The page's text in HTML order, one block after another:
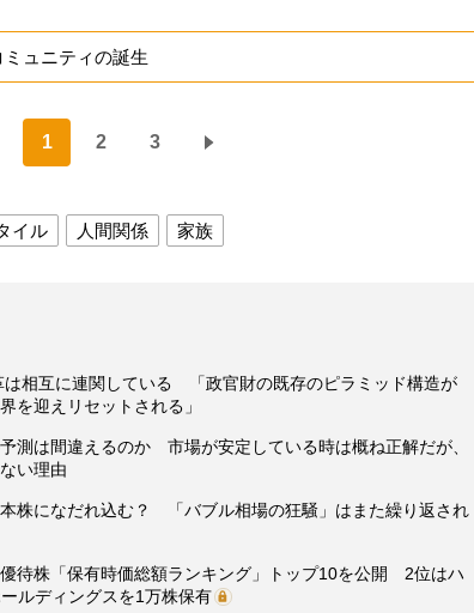
ュニティの誕生
1 2 3
イル 人間関係 家族
は相互に連関している 「政官財の既存のピラミッド構造が
を迎えリセットされる」
測は間違えるのか 市場が安定している時は概ね正解だが、
い理由
株になだれ込む？ 「バブル相場の狂騒」はまた繰り返され
待株「保有時価総額ランキング」トップ10を公開 2位はハ
ルディングスを1万株保有